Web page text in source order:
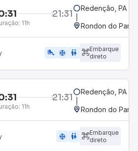
21:31
11h
Redenção, PA
Rondon do Pará,
airline_seat_legroom_extra ac_unit wc
Embarque
direto
21:31
11h
Redenção, PA
Rondon do Pará,
ac_unit wc
Embarque
direto